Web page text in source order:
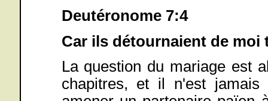
Deutéronome 7:4
Car ils détournaient de moi
La question du mariage est
chapitres, et il n'est jamais